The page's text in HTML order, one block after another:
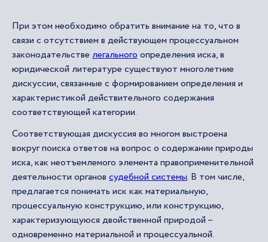
При этом необходимо обратить внимание на то, что в
связи с отсутствием в действующем процессуальном
законодательстве легальногоопределения иска, в
юридической литературе существуют многолетние
дискуссии, связанные с формированием определения и
характеристикой действительного содержания
соответствующей категории.
Соответствующая дискуссия во многом выстроена
вокруг поиска ответов на вопрос о содержании природы
иска, как неотъемлемого элемента правоприменительной
деятельности органов судебной системы. В том числе,
предлагается понимать иск как материальную,
процессуальную конструкцию, или конструкцию,
характеризующуюся двойственной природой –
одновременно материальной и процессуальной.